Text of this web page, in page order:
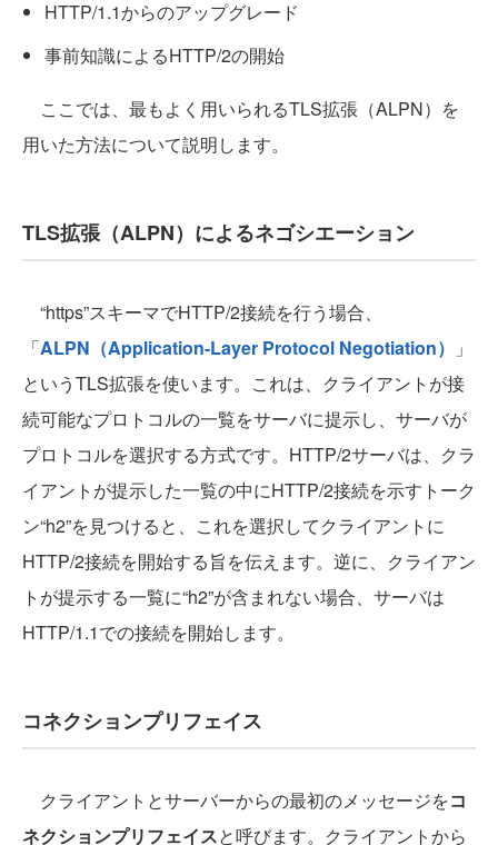
HTTP/1.1からのアップグレード
事前知識によるHTTP/2の開始
ここでは、最もよく用いられるTLS拡張（ALPN）を
用いた方法について説明します。
TLS拡張（ALPN）によるネゴシエーション
“https”スキーマでHTTP/2接続を行う場合、
「ALPN（Application-Layer Protocol Negotiation）
」
というTLS拡張を使います。これは、クライアントが接
続可能なプロトコルの一覧をサーバに提示し、サーバが
プロトコルを選択する方式です。HTTP/2サーバは、クラ
イアントが提示した一覧の中にHTTP/2接続を示すトーク
ン“h2”を見つけると、これを選択してクライアントに
HTTP/2接続を開始する旨を伝えます。逆に、クライアン
トが提示する一覧に“h2”が含まれない場合、サーバは
HTTP/1.1での接続を開始します。
コネクションプリフェイス
クライアントとサーバーからの最初のメッセージをコ
ネクションプリフェイスと呼びます。クライアントから